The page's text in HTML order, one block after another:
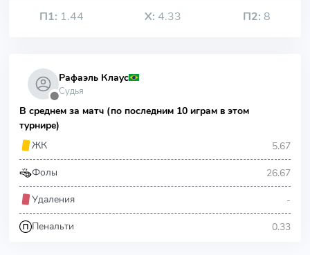
П1: 1.44 Х: 4.33 П2: 8
⬤
Рафаэль Клаус
Судья
В среднем за матч (по последним 10 играм в этом
турнире)
ЖК
5.67
Фолы 26.67
Удаления -
Пенальти 0.33